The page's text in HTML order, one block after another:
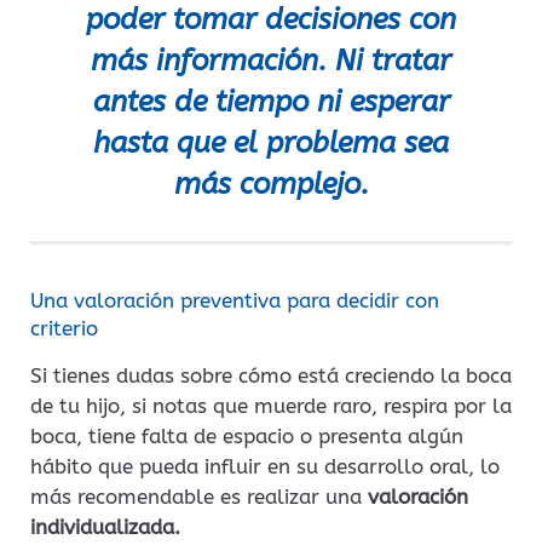
poder tomar decisiones con
más información. Ni tratar
antes de tiempo ni esperar
hasta que el problema sea
más complejo.
Una valoración preventiva para decidir con
criterio
Si tienes dudas sobre cómo está creciendo la boca
de tu hijo, si notas que muerde raro, respira por la
boca, tiene falta de espacio o presenta algún
hábito que pueda influir en su desarrollo oral, lo
más recomendable es realizar una valoración
individualizada.